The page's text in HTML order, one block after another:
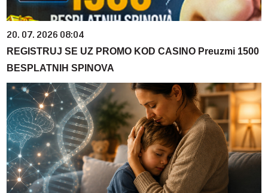
20. 07. 2026 08:04
REGISTRUJ SE UZ PROMO KOD CASINO Preuzmi 1500
BESPLATNIH SPINOVA